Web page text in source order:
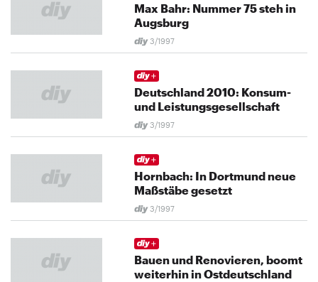
Max Bahr: Nummer 75 steh in
Augsburg
3/1997
Deutschland 2010: Konsum-
und Leistungsgesellschaft
3/1997
Hornbach: In Dortmund neue
Maßstäbe gesetzt
3/1997
Bauen und Renovieren, boomt
weiterhin in Ostdeutschland